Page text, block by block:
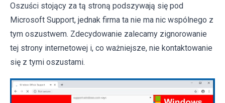
Oszuści stojący za tą stroną podszywają się pod
Microsoft Support, jednak firma ta nie ma nic wspólnego z
tym oszustwem. Zdecydowanie zalecamy zignorowanie
tej strony internetowej i, co ważniejsze, nie kontaktowanie
się z tymi oszustami.